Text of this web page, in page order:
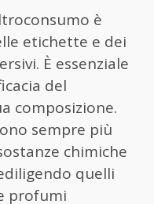
è
etichette e dei
È essenziale
del
composizione.
sempre più
chimiche
quelli
profumi